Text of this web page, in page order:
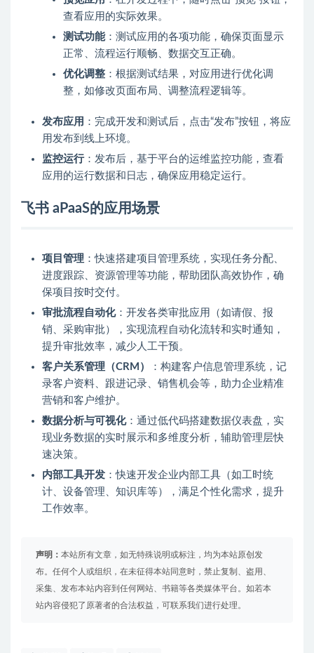
查看应用的实际效果。
测试功能：测试应用的各项功能，确保页面显示
正常、流程运行顺畅、数据交互正确。
优化调整 ：根据测试结果，对应用进行优化调
整，如修改页面布局、调整流程逻辑等。
发布应用 ：完成开发和测试后，点击“发布”按钮，将应
用发布到线上环境。
监控运行：发布后，基于平台的运维监控功能，查看
应用的运行数据和日志，确保应用稳定运行。
飞书 aPaaS的应用场景
项目管理 ：快速搭建项目管理系统，实现任务分配、
进度跟踪、资源管理等功能，帮助团队高效协作，确
保项目按时交付。
审批流程自动化：开发各类审批应用（如请假、报
销、采购审批），实现流程自动化流转和实时通知，
提升审批效率，减少人工干预。
客户关系管理（CRM）
：构建客户信息管理系统，记
录客户资料、跟进记录、销售机会等，助力企业精准
营销和客户维护。
数据分析与可视化：通过低代码搭建数据仪表盘，实
现业务数据的实时展示和多维度分析，辅助管理层快
速决策。
内部工具开发 ：快速开发企业内部工具（如工时统
计、设备管理、知识库等），满足个性化需求，提升
工作效率。
声明： 本站所有文章，如无特殊说明或标注，均为本站原创发
布。任何个人或组织，在未征得本站同意时，禁止复制、盗用、
采集、发布本站内容到任何网站、书籍等各类媒体平台。如若本
站内容侵犯了原著者的合法权益，可联系我们进行处理。